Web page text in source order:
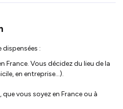
:
France. Vous décidez du lieu de la
en entreprise…).
, que vous soyez en France ou à